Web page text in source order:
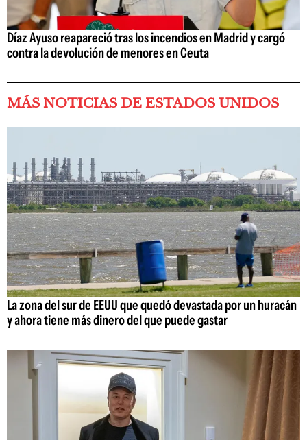
Díaz Ayuso reapareció tras los incendios en Madrid y cargó
contra la devolución de menores en Ceuta
MÁS NOTICIAS DE ESTADOS UNIDOS
La zona del sur de EEUU que quedó devastada por un huracán
y ahora tiene más dinero del que puede gastar